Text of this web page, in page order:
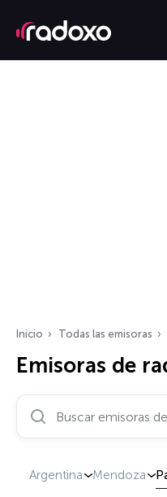
Inicio Todas las emisoras
Emisoras de
Buscar emisoras de
Argentina Mendoza